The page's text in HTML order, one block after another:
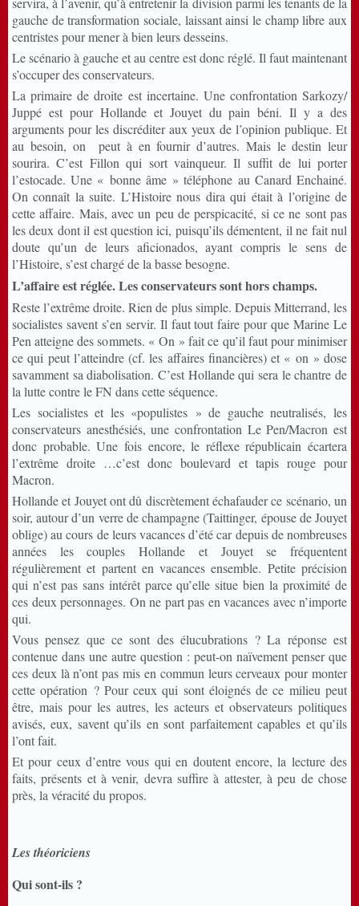
gauche de transformation sociale, laissant ainsi le champ libre aux
centristes pour mener à bien leurs desseins.
Le scénario à gauche et au centre est donc réglé. Il faut maintenant
s’occuper des conservateurs.
La primaire de droite est incertaine. Une confrontation Sarkozy/
Juppé est pour Hollande et Jouyet du pain béni. Il y a des
arguments pour les discréditer aux yeux de l’opinion publique. Et
au besoin, on peut à en fournir d’autres. Mais le destin leur
sourira. C’est Fillon qui sort vainqueur. Il suffit de lui porter
l’estocade. Une « bonne âme » téléphone au Canard Enchainé.
On connaît la suite. L’Histoire nous dira qui était à l’origine de
cette affaire. Mais, avec un peu de perspicacité, si ce ne sont pas
les deux dont il est question ici, puisqu’ils démentent, il ne fait nul
doute qu’un de leurs aficionados, ayant compris le sens de
l’Histoire, s’est chargé de la basse besogne.
L’affaire est réglée. Les conservateurs sont hors champs.
Reste l’extrême droite. Rien de plus simple. Depuis Mitterrand, les
socialistes savent s’en servir. Il faut tout faire pour que Marine Le
Pen atteigne des sommets. « On » fait ce qu’il faut pour minimiser
ce qui peut l’atteindre (cf. les affaires financières) et « on » dose
savamment sa diabolisation. C’est Hollande qui sera le chantre de
la lutte contre le FN dans cette séquence.
Les socialistes et les «populistes » de gauche neutralisés, les
conservateurs anesthésiés, une confrontation Le Pen/Macron est
donc probable. Une fois encore, le réflexe républicain écartera
l’extrême droite …c’est donc boulevard et tapis rouge pour
Macron.
Hollande et Jouyet ont dû discrètement échafauder ce scénario, un
soir, autour d’un verre de champagne (Taittinger, épouse de Jouyet
oblige) au cours de leurs vacances d’été car depuis de nombreuses
années les couples Hollande et Jouyet se fréquentent
régulièrement et partent en vacances ensemble. Petite précision
qui n’est pas sans intérêt parce qu’elle situe bien la proximité de
ces deux personnages. On ne part pas en vacances avec n’importe
qui.
Vous pensez que ce sont des élucubrations ? La réponse est
contenue dans une autre question : peut-on naïvement penser que
ces deux là n’ont pas mis en commun leurs cerveaux pour monter
cette opération ? Pour ceux qui sont éloignés de ce milieu peut
être, mais pour les autres, les acteurs et observateurs politiques
avisés, eux, savent qu’ils en sont parfaitement capables et qu’ils
l’ont fait.
Et pour ceux d’entre vous qui en doutent encore, la lecture des
faits, présents et à venir, devra suffire à attester, à peu de chose
près, la véracité du propos.
Les théoriciens
Qui sont-ils ?